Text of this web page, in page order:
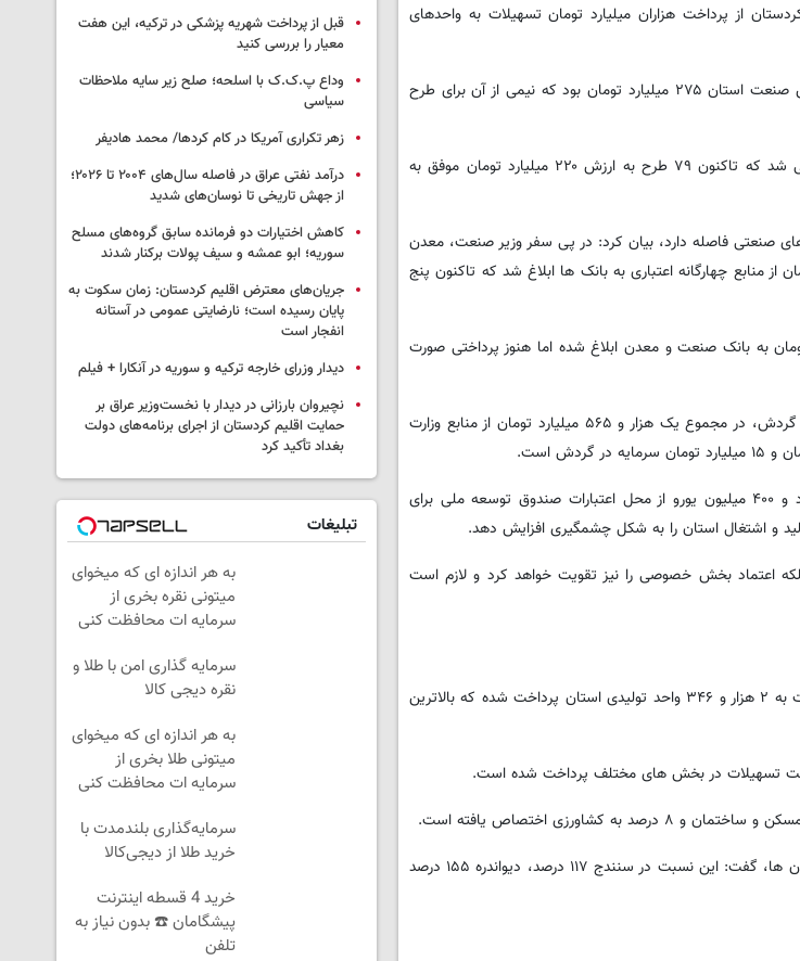
از پرداخت هزاران میلیارد تومان تسهیلات به واحدهای
محمدبختیار خلیقی ادامه داد: در قالب تسهیلات تکلیفی تبصره ۱۸ قانون بودجه ۱۴۰۲، سهم بخش صنعت استان ۲۷۵ میلیارد تومان بود که نیمی از آن برای طرح
وی یادآور شد: در این چارچوب، ۱۳۶ طرح به ارزش ۴۱۷ میلیارد تومان به بانک های عامل معرفی شد که تاکنون ۷۹ طرح به ارزش ۲۲۰ میلیارد تومان موفق به
صنعتی فاصله دارد، بیان کرد: در پی سفر وزیر صنعت، معدن
جمهوری به استان، ۱۰۰ طرح به ارزش پنج هزار و ۶۸۸ میلیارد تومان از منابع چهارگانه اعتباری به بانک ها ابلاغ شد که تاکنون پنج
تبصره ۲ قانون بودجه ۱۴۰۳ نیز، گفت: هشت طرح به ارزش ۱۹۷ میلیارد تومان به بانک صنعت و معدن ابلاغ شده اما هنوز پرداختی صورت
وی افزود: برای طرح های بالای ۸۰ درصد پیشرفت فیزیکی و همچنین واحدهای نیازمند سرمایه در گردش، در مجموع یک هزار و ۵۶۵ میلیارد تومان از منابع وزارت
مدیرکل صمت کردستان با اشاره به اختصاص منابع صندوق توسعه ملی، اظهار کرد: یک میلیارد و ۴۰۰ میلیون یورو از محل اعتبارات صندوق توسعه ملی برای
و اشتغال استان را به شکل چشمگیری افزایش دهد.
اعتماد بخش خصوصی را نیز تقویت خواهد کرد و لازم است
دبیر کمیسیون هماهنگی بانک های استان کردستان نیز بیان کرد: در سال جاری ۱۸ همت تسهیلات به ۲ هزار و ۳۴۶ واحد تولیدی استان پرداخت شده که بالاترین
دبیر کمیسیون هماهنگی بانک های استان کردستان با اشاره به نسبت منابع به مصارف در شهرستان ها، گفت: این نسبت در سنندج ۱۱۷ درصد، دیواندره ۱۵۵ درصد
قبل از پرداخت شهریه پزشکی در ترکیه، این هفت
معیار را بررسی کنید
وداع پ.ک.ک با اسلحه؛ صلح زیر سایه ملاحظات
سیاسی
زهر تکراری آمریکا در کام کردها/ محمد هادیفر
درآمد نفتی عراق در فاصله سال‌های ۲۰۰۴ تا ۲۰۲۶؛
از جهش تاریخی تا نوسان‌های شدید
کاهش اختیارات دو فرمانده سابق گروه‌های مسلح
سوریه؛ ابو عمشه و سیف پولات برکنار شدند
جریان‌های معترض اقلیم کردستان: زمان سکوت به
پایان رسیده است؛ نارضایتی عمومی در آستانه
انفجار است
دیدار وزرای خارجه ترکیه و سوریه در آنکارا + فیلم
نچیروان بارزانی در دیدار با نخست‌وزیر عراق بر
حمایت اقلیم کردستان از اجرای برنامه‌های دولت
بغداد تأکید کرد
تبلیغات
به هر اندازه ای که میخوای
میتونی نقره بخری از
سرمایه ات محافظت کنی
سرمایه گذاری امن با طلا و
نقره دیجی کالا
به هر اندازه ای که میخوای
میتونی طلا بخری از
سرمایه ات محافظت کنی
سرمایه‌گذاری بلندمدت با
خرید طلا از دیجی‌کالا
خرید 4 قسطه اینترنت
پیشگامان ☎️ بدون نیاز به
تلفن